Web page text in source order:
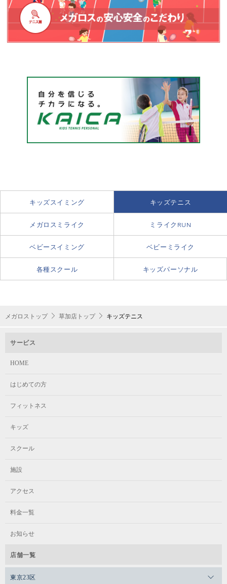
キッズスイミング キッズテニス
メガロスミライク ミライクRUN
ベビースイミング ベビーミライク
各種スクール キッズパーソナル
メガロストップ 草加店トップ キッズテニス
サービス
HOME
はじめての方
フィットネス
キッズ
スクール
施設
アクセス
料金一覧
お知らせ
店舗一覧
東京23区